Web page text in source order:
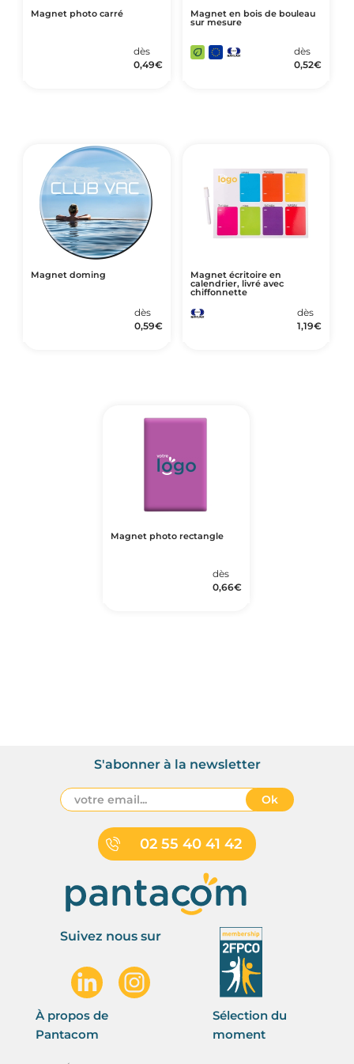
Magnet photo carré
dès
0,49€
Magnet en bois de bouleau
sur mesure
dès
0,52€
Magnet doming
dès
0,59€
Magnet écritoire en
calendrier, livré avec
chiffonnette
dès
1,19€
Magnet photo rectangle
dès
0,66€
02 55 40 41 42
S'abonner à la newsletter
Ok
Suivez nous sur
À propos de
Pantacom
Sélection du
moment